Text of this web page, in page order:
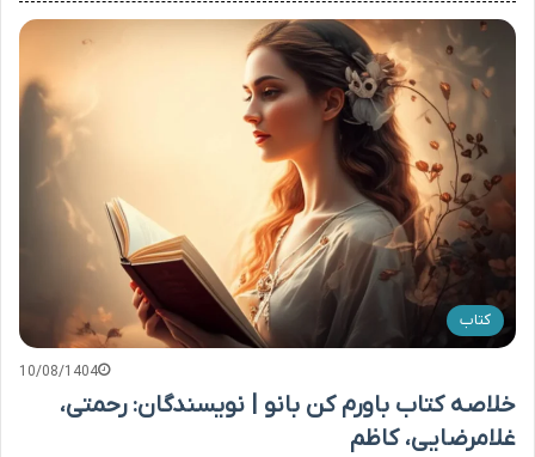
کتاب
10/08/1404
خلاصه کتاب باورم کن بانو | نویسندگان: رحمتی،
غلامرضایی، کاظم